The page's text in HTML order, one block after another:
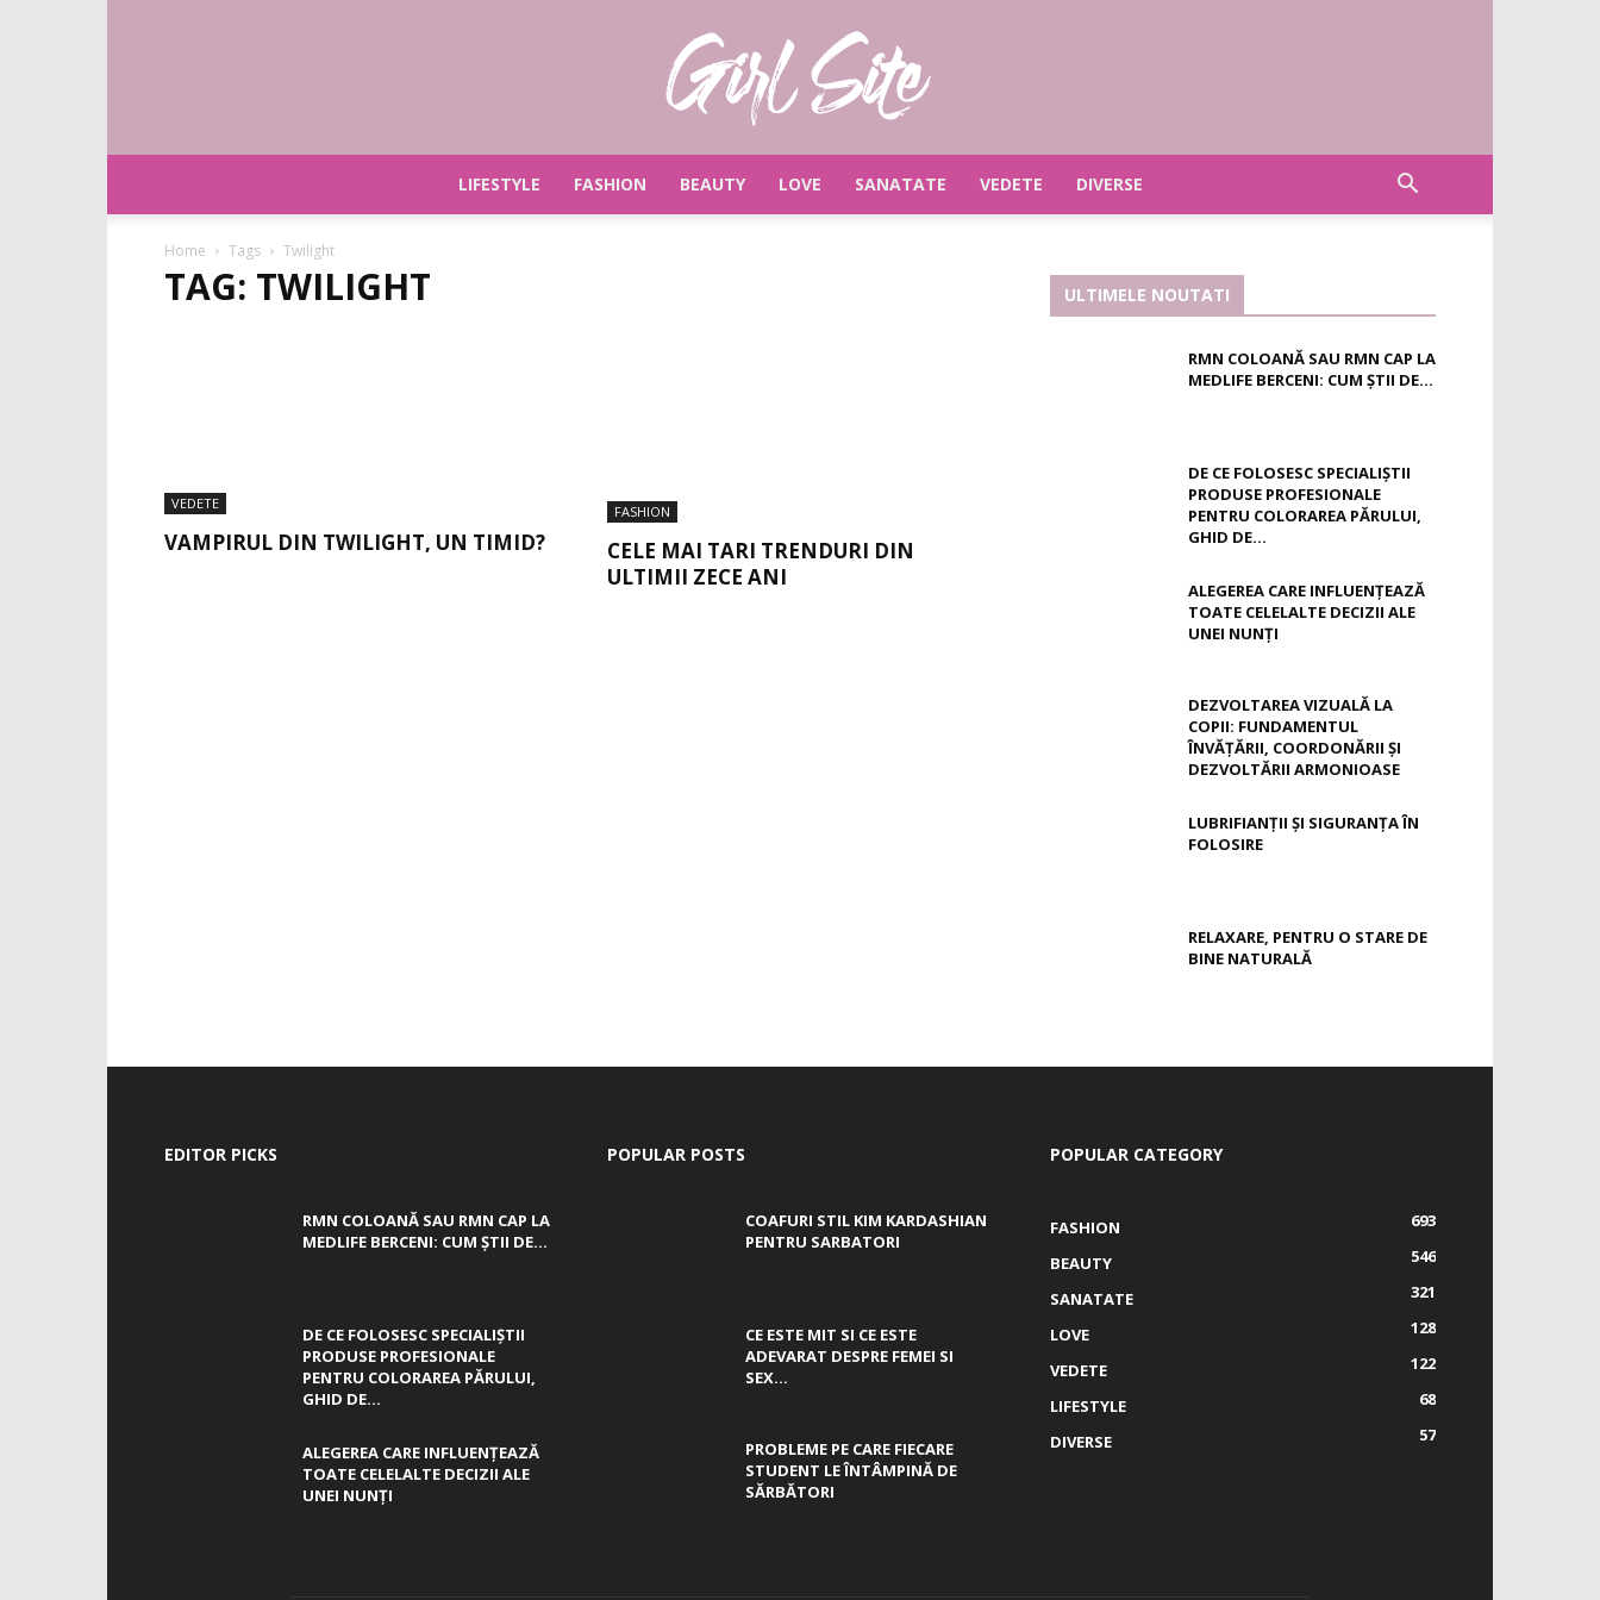
LIFESTYLE FASHION BEAUTY LOVE SANATATE VEDETE DIVERSE
Home Tags Twilight
TAG: TWILIGHT
VEDETE
VAMPIRUL DIN TWILIGHT, UN TIMID?
FASHION
CELE MAI TARI TRENDURI DIN
ULTIMII ZECE ANI
ULTIMELE NOUTATI
RMN COLOANĂ SAU RMN CAP LA
MEDLIFE BERCENI: CUM ȘTII DE...
DE CE FOLOSESC SPECIALIȘTII
PRODUSE PROFESIONALE
PENTRU COLORAREA PĂRULUI,
GHID DE...
ALEGEREA CARE INFLUENȚEAZĂ
TOATE CELELALTE DECIZII ALE
UNEI NUNȚI
DEZVOLTAREA VIZUALĂ LA
COPII: FUNDAMENTUL
ÎNVĂȚĂRII, COORDONĂRII ȘI
DEZVOLTĂRII ARMONIOASE
LUBRIFIANȚII ȘI SIGURANȚA ÎN
FOLOSIRE
RELAXARE, PENTRU O STARE DE
BINE NATURALĂ
EDITOR PICKS
RMN COLOANĂ SAU RMN CAP LA
MEDLIFE BERCENI: CUM ȘTII DE...
DE CE FOLOSESC SPECIALIȘTII
PRODUSE PROFESIONALE
PENTRU COLORAREA PĂRULUI,
GHID DE...
ALEGEREA CARE INFLUENȚEAZĂ
TOATE CELELALTE DECIZII ALE
UNEI NUNȚI
POPULAR POSTS
COAFURI STIL KIM KARDASHIAN
PENTRU SARBATORI
CE ESTE MIT SI CE ESTE
ADEVARAT DESPRE FEMEI SI
SEX...
PROBLEME PE CARE FIECARE
STUDENT LE ÎNTÂMPINĂ DE
SĂRBĂTORI
POPULAR CATEGORY
FASHION
693
BEAUTY
546
SANATATE
321
LOVE
128
VEDETE
122
LIFESTYLE
68
DIVERSE
57